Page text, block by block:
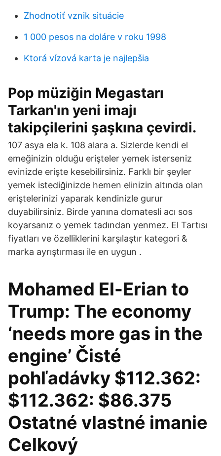
Zhodnotiť vznik situácie
1 000 pesos na doláre v roku 1998
Ktorá vízová karta je najlepšia
Pop müziğin Megastarı
Tarkan'ın yeni imajı
takipçilerini şaşkına çevirdi.
107 asya ela k. 108 alara a. Sizlerde kendi el
emeğinizin olduğu erişteler yemek isterseniz
evinizde erişte kesebilirsiniz. Farklı bir şeyler
yemek istediğinizde hemen elinizin altında olan
eriştelerinizi yaparak kendinizle gurur
duyabilirsiniz. Birde yanına domatesli acı sos
koyarsanız o yemek tadından yenmez. El Tartısı
fiyatları ve özelliklerini karşılaştır kategori &
marka ayrıştırması ile en uygun .
Mohamed El-Erian to
Trump: The economy
‘needs more gas in the
engine’ Čisté
pohľadávky $112.362:
$112.362: $86.375
Ostatné vlastné imanie
Celkový